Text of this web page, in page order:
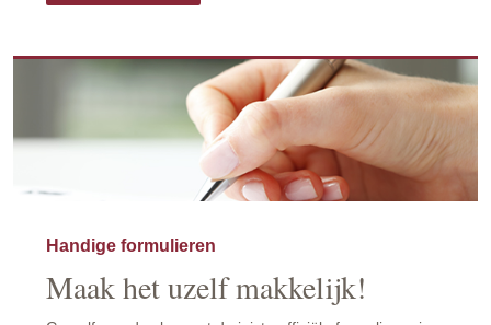
Handige formulieren
Maak het uzelf makkelijk!